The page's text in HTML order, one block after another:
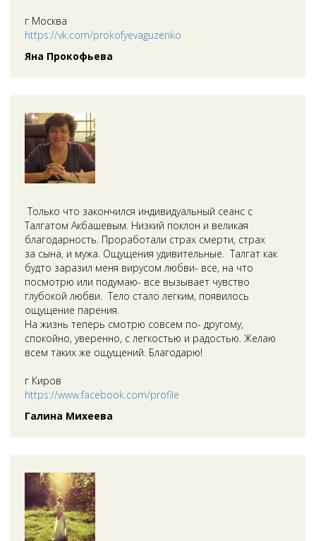
г Москва
https://vk.com/prokofyevaguzenko
Яна Прокофьева
Только что закончился индивидуальный сеанс с
Талгатом Акбашевым. Низкий поклон и великая
благодарность. Проработали страх смерти, страх
за сына, и мужа. Ощущения удивительные. Талгат как
будто заразил меня вирусом любви- все, на что
посмотрю или подумаю- все вызывает чувство
глубокой любви. Тело стало легким, появилось
ощущение парения.
На жизнь теперь смотрю совсем по- другому,
спокойно, уверенно, с легкостью и радостью. Желаю
всем таких же ощущений. Благодарю!
г Киров
https://www.facebook.com/profile
Галина Михеева